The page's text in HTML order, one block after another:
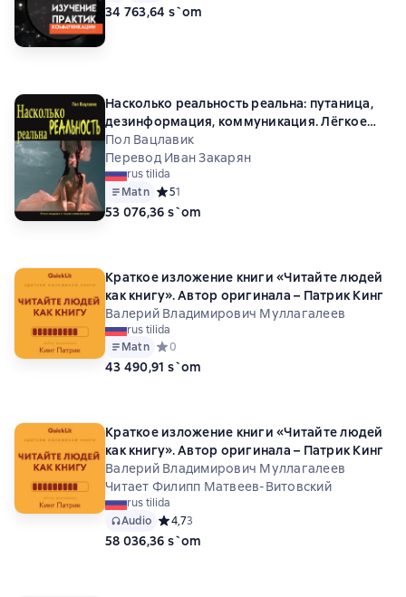
34 763,64 s`om
Насколько реальность реальна: путаница,
дезинформация, коммуникация. Лёгкое
введение в теорию коммуникации
Пол Вацлавик
Перевод Иван Закарян
rus tilida
Matn Средний рейтинг 5 на основе 1 оценок
51
53 076,36 s`om
Краткое изложение книги «Читайте людей
как книгу». Автор оригинала – Патрик Кинг
Валерий Владимирович Муллагалеев
rus tilida
Matn Средний рейтинг 0 на основе 0 оценок
0
43 490,91 s`om
Краткое изложение книги «Читайте людей
как книгу». Автор оригинала – Патрик Кинг
Валерий Владимирович Муллагалеев
Читает Филипп Матвеев-Витовский
rus tilida
Audio Средний рейтинг 4,7 на основе 3 оценок
4,73
58 036,36 s`om